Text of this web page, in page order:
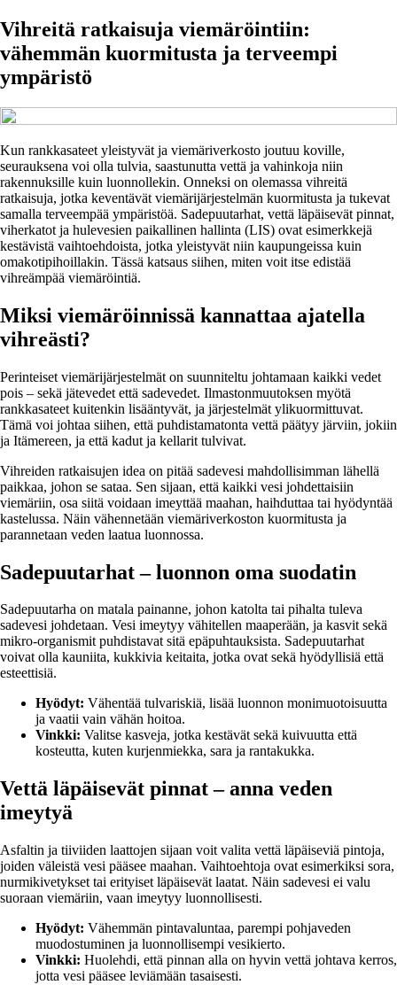
Vihreitä ratkaisuja viemäröintiin:
vähemmän kuormitusta ja terveempi
ympäristö
Kun rankkasateet yleistyvät ja viemäriverkosto joutuu koville,
seurauksena voi olla tulvia, saastunutta vettä ja vahinkoja niin
rakennuksille kuin luonnollekin. Onneksi on olemassa vihreitä
ratkaisuja, jotka keventävät viemärijärjestelmän kuormitusta ja tukevat
samalla terveempää ympäristöä. Sadepuutarhat, vettä läpäisevät pinnat,
viherkatot ja hulevesien paikallinen hallinta (LIS) ovat esimerkkejä
kestävistä vaihtoehdoista, jotka yleistyvät niin kaupungeissa kuin
omakotipihoillakin. Tässä katsaus siihen, miten voit itse edistää
vihreämpää viemäröintiä.
Miksi viemäröinnissä kannattaa ajatella
vihreästi?
Perinteiset viemärijärjestelmät on suunniteltu johtamaan kaikki vedet
pois – sekä jätevedet että sadevedet. Ilmastonmuutoksen myötä
rankkasateet kuitenkin lisääntyvät, ja järjestelmät ylikuormittuvat.
Tämä voi johtaa siihen, että puhdistamatonta vettä päätyy järviin, jokiin
ja Itämereen, ja että kadut ja kellarit tulvivat.
Vihreiden ratkaisujen idea on pitää sadevesi mahdollisimman lähellä
paikkaa, johon se sataa. Sen sijaan, että kaikki vesi johdettaisiin
viemäriin, osa siitä voidaan imeyttää maahan, haihduttaa tai hyödyntää
kastelussa. Näin vähennetään viemäriverkoston kuormitusta ja
parannetaan veden laatua luonnossa.
Sadepuutarhat – luonnon oma suodatin
Sadepuutarha on matala painanne, johon katolta tai pihalta tuleva
sadevesi johdetaan. Vesi imeytyy vähitellen maaperään, ja kasvit sekä
mikro-organismit puhdistavat sitä epäpuhtauksista. Sadepuutarhat
voivat olla kauniita, kukkivia keitaita, jotka ovat sekä hyödyllisiä että
esteettisiä.
Hyödyt: Vähentää tulvariskiä, lisää luonnon monimuotoisuutta
ja vaatii vain vähän hoitoa.
Vinkki: Valitse kasveja, jotka kestävät sekä kuivuutta että
kosteutta, kuten kurjenmiekka, sara ja rantakukka.
Vettä läpäisevät pinnat – anna veden
imeytyä
Asfaltin ja tiiviiden laattojen sijaan voit valita vettä läpäiseviä pintoja,
joiden väleistä vesi pääsee maahan. Vaihtoehtoja ovat esimerkiksi sora,
nurmikivetykset tai erityiset läpäisevät laatat. Näin sadevesi ei valu
suoraan viemäriin, vaan imeytyy luonnollisesti.
Hyödyt: Vähemmän pintavaluntaa, parempi pohjaveden
muodostuminen ja luonnollisempi vesikierto.
Vinkki: Huolehdi, että pinnan alla on hyvin vettä johtava kerros,
jotta vesi pääsee leviämään tasaisesti.